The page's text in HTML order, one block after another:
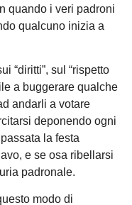
quando i veri padroni
qualcuno inizia a
“diritti”, sul “rispetto
a buggerare qualche
andarli a votare
deponendo ogni
la festa
e se osa ribellarsi
padronale.
modo di